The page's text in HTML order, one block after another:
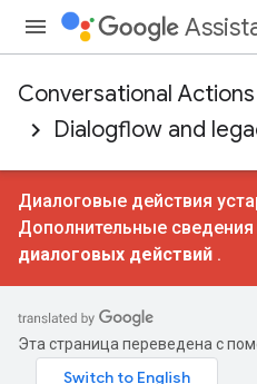
Conversational Actions
Dialogflow and
Диалоговые действия
Дополнительные сведения
диалоговых действий .
Эта страница переведена с